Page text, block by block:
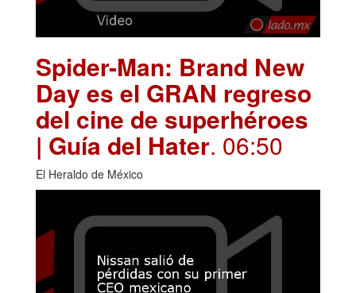
Spider-Man: Brand New
Day es el GRAN regreso
del cine de superhéroes
| Guía del Hater. 06:50
El Heraldo de México